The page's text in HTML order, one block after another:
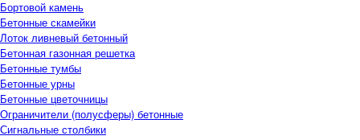
Бортовой камень
Бетонные скамейки
Лоток ливневый бетонный
Бетонная газонная решетка
Бетонные тумбы
Бетонные урны
Бетонные цветочницы
Ограничители (полусферы) бетонные
Сигнальные столбики